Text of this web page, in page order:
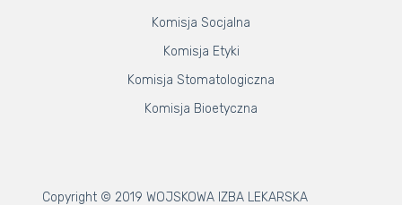
Komisja Socjalna
Komisja Etyki
Komisja Stomatologiczna
Komisja Bioetyczna
Copyright © 2019 WOJSKOWA IZBA LEKARSKA